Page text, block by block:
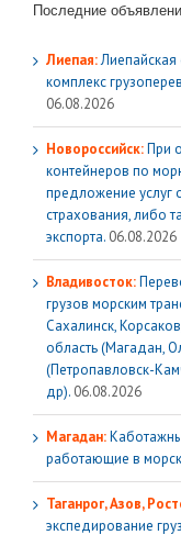
Последние
Лиепая:
комплекс
06.08.2026
Новороссийск:При
контейнеров по
предложение услуг
страхования, либо
экспорта. 06.08.2026
Владивосток:
грузов морским
Сахалинск,
область (Магадан,
(Петропавловск-
др). 06.08.2026
Магадан:
работающие в
Таганрог, Азов,
экспедирование